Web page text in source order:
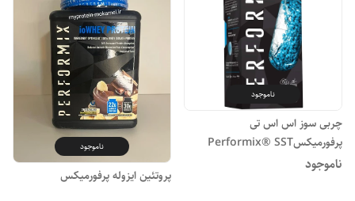
ناموجود
چربی سوز اس اس تی
پرفورمیکسPerformix® SST
ناموجود
ناموجود
پروتئین ایزوله پرفورمیکس